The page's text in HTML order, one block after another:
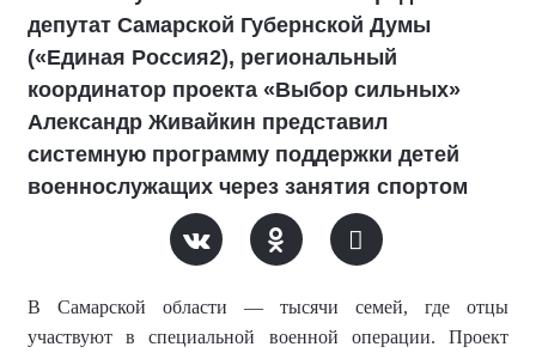
депутат Самарской Губернской Думы
(«Единая Россия2), региональный
координатор проекта «Выбор сильных»
Александр Живайкин представил
системную программу поддержки детей
военнослужащих через занятия спортом
В Самарской области — тысячи семей, где отцы
участвуют в специальной военной операции. Проект